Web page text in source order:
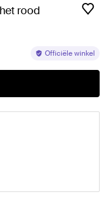
rood
Officiële winkel